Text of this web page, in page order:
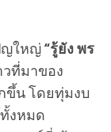
ญใหญ่“รู้ยัง พร
วที่มาของ
ขึ้น โดยทุ่มงบ
งหมด